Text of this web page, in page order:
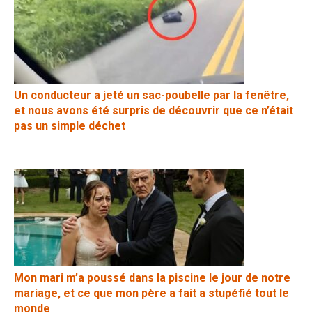
Un conducteur a jeté un sac-poubelle par la fenêtre,
et nous avons été surpris de découvrir que ce n’était
pas un simple déchet
Mon mari m’a poussé dans la piscine le jour de notre
mariage, et ce que mon père a fait a stupéfié tout le
monde